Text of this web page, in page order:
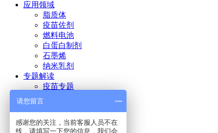
应用领域
脂质体
疫苗佐剂
燃料电池
白蛋白制剂
石墨烯
纳米乳剂
专题解读
疫苗专题
如何选择
请您留言
感谢您的关注，当前客服人员不在
线，请填写一下您的信息，我们会